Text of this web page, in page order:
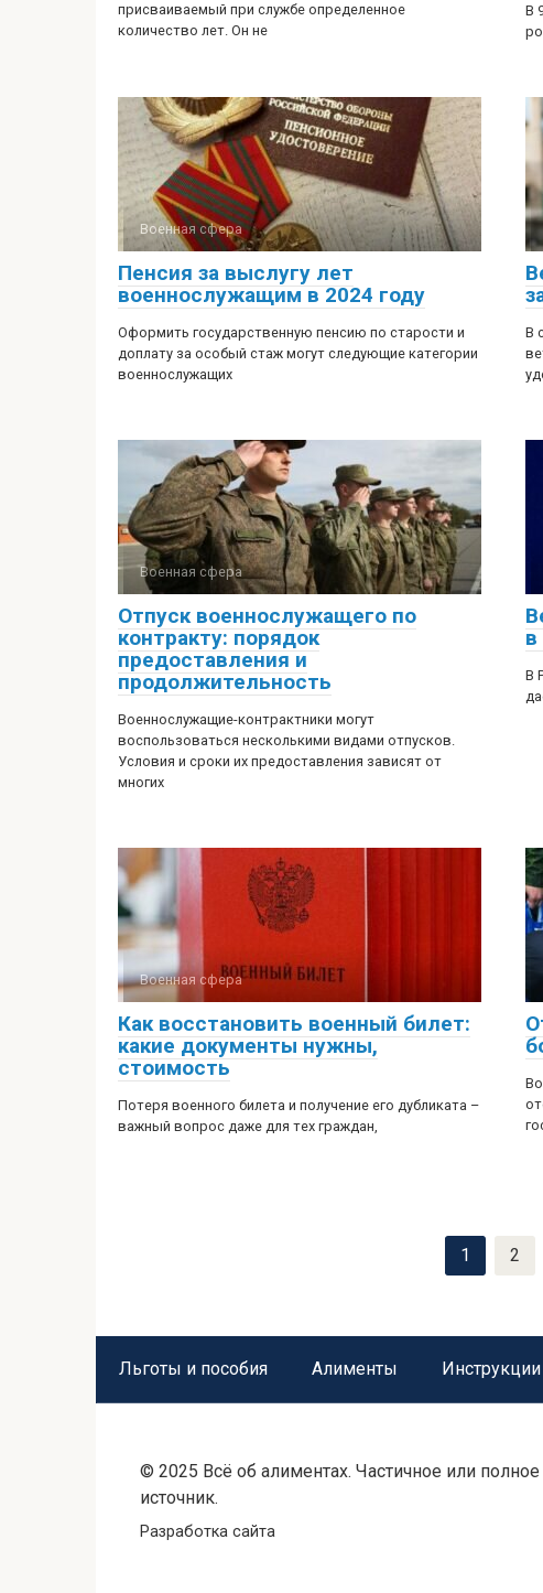
присваиваемый при службе определенное
количество лет. Он не
В
Военная сфера
Пенсия за выслугу лет
военнослужащим в 2024 году
Оформить государственную пенсию по старости и
доплату за особый стаж могут следующие категории
военнослужащих
В
Военная сфера
Отпуск военнослужащего по
контракту: порядок
предоставления и
продолжительность
Военнослужащие-контрактники могут
воспользоваться несколькими видами отпусков.
Условия и сроки их предоставления зависят от
многих
в
В
Военная сфера
Как восстановить военный билет:
какие документы нужны,
стоимость
Потеря военного билета и получение его дубликата –
важный вопрос даже для тех граждан,
1 2
Льготы и пособия Алименты Инструкции
© 2025 Всё об алиментах. Частичное или
источник.
Разработка сайта